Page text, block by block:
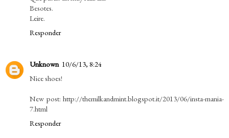
Besotes.
Leire.
Responder
Unknown 10/6/13, 8:24
Nice shoes!
New post: http://themilkandmint.blogspot.it/2013/06/insta-mania-
7.html
Responder